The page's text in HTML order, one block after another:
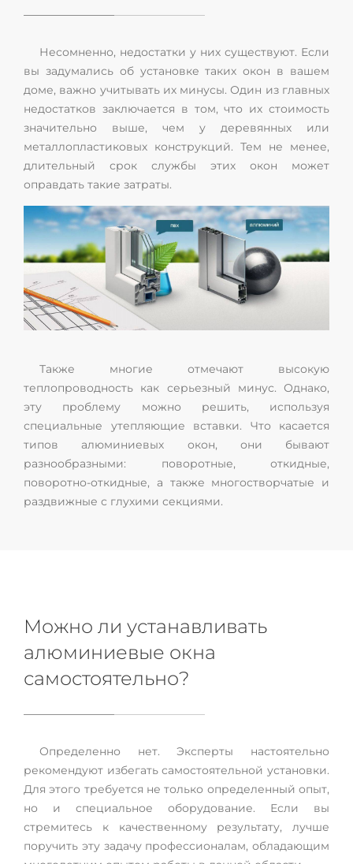
Несомненно, недостатки у них существуют. Если
вы задумались об установке таких окон в вашем
доме, важно учитывать их минусы. Один из главных
недостатков заключается в том, что их стоимость
значительно выше, чем у деревянных или
металлопластиковых конструкций. Тем не менее,
длительный срок службы этих окон может
оправдать такие затраты.
Также многие отмечают высокую
теплопроводность как серьезный минус. Однако,
эту проблему можно решить, используя
специальные утепляющие вставки. Что касается
типов алюминиевых окон, они бывают
разнообразными: поворотные, откидные,
поворотно-откидные, а также многостворчатые и
раздвижные с глухими секциями.
Можно ли устанавливать
алюминиевые окна
самостоятельно?
Определенно нет. Эксперты настоятельно
рекомендуют избегать самостоятельной установки.
Для этого требуется не только определенный опыт,
но и специальное оборудование. Если вы
стремитесь к качественному результату, лучше
поручить эту задачу профессионалам, обладающим